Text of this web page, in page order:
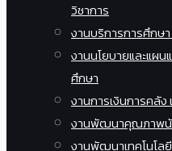
วิชาการ
งานบริการการศึกษ
งานนโยบายและแผ
ศึกษา
งานการเงินการคลัง
งานพัฒนาคุณภาพ
งานพัฒนาเทคโนโล